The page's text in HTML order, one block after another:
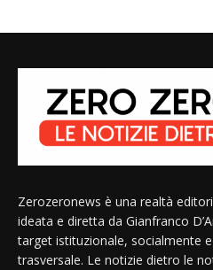
Zerozeronews è una realtà
ideata e diretta da Gianfranco
target istituzionale, socialmente
trasversale. Le notizie dietro le